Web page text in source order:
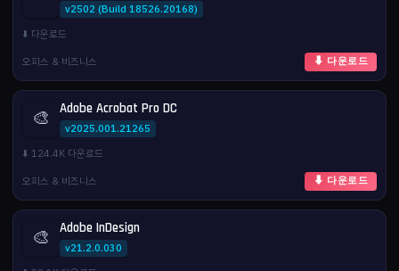
v2502 (Build 18526.20168)
⬇️ 다운로드
오피스 & 비즈니스
⬇ 다운로드
🎨 Adobe Acrobat Pro DC
v2025.001.21265
⬇️ 124.4K 다운로드
오피스 & 비즈니스
⬇ 다운로드
🎨 Adobe InDesign
v21.2.0.030